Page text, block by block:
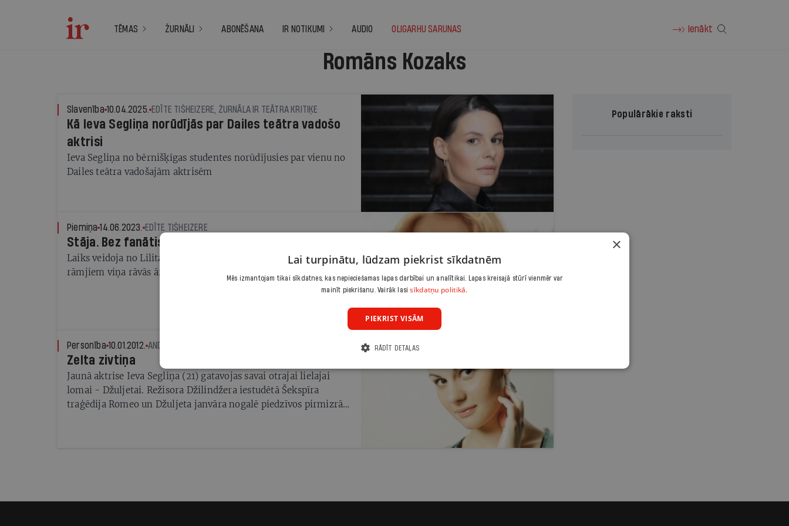
TĒMAS ŽURNĀLI ABONĒŠANA IR NOTIKUMI AUDIO OLIGARHU SARUNAS Ienākt
Romāns Kozaks
Slavenība 10.04.2025. EDĪTE TIŠHEIZERE, ŽURNĀLA IR TEĀTRA KRITIĶE
Kā Ieva Segliņa norūdījās par Dailes teātra vadošo
aktrisi
Ieva Segliņa no bērnišķīgas studentes norūdījusies par vienu no
Dailes teātra vadošajām aktrisēm
Piemiņa 14.06.2023. EDĪTE TIŠHEIZERE
Stāja. Bez fanātisma
Laiks veidoja no Lilitas Ozoliņas (1947—2023) leģendu, no kuras
rāmjiem viņa rāvās ārā
Personība 10.01.2012. ANDA BURVE-ROZĪTE
Zelta zivtiņa
Jaunā aktrise Ieva Segliņa (21) gatavojas savai otrajai lielajai
lomai - Džuljetai. Režisora Džilindžera iestudētā Šekspīra
traģēdija Romeo un Džuljeta janvāra nogalē piedzīvos pirmizrādi
Populārākie raksti
×
Lai turpinātu, lūdzam piekrist sīkdatnēm
Mēs izmantojam tikai sīkdatnes, kas nepieciešamas lapas darbībai un analītikai. Lapas kreisajā stūrī vienmēr var
mainīt piekrišanu. Vairāk lasisīkdatņu politikā.
PIEKRIST VISĀM
RĀDĪT DETAĻAS